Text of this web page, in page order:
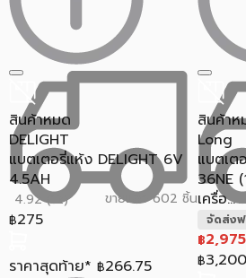
สินค้าหมด
DELIGHT
แบตเตอรี่แห้ง DELIGHT 6V
4.5AH
4.92 (12) ขายแล้ว 602 ชิ้น
฿275
ราคาสุดท้าย* ฿266.75
สินค้าห
Long
แบตเต
36NE
เครื่อ...
จัดส่ง
฿2,975
฿3,200